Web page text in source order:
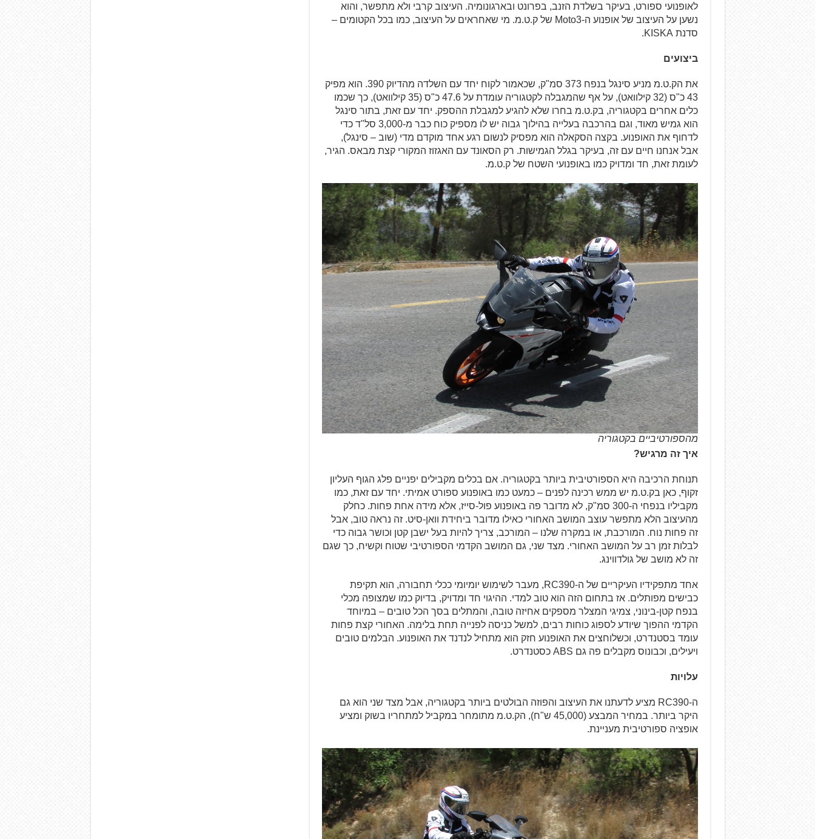
לאופנועי ספורט, בעיקר בשלדת הזנב, בפרונט ובארגונומיה. העיצוב קרבי ולא מתפשר, והוא
נשען על העיצוב של אופנוע ה-Moto3 של ק.ט.מ. מי שאחראים על העיצוב, כמו בכל הקטומים –
סדנת KISKA.
ביצועים
את הק.ט.מ מניע סינגל בנפח 373 סמ"ק, שכאמור לקוח יחד עם השלדה מהדיוק 390. הוא מפיק
43 כ"ס (32 קילוואט), על אף שהמגבלה לקטגוריה עומדת על 47.6 כ"ס (35 קילוואט), כך שכמו
כלים אחרים בקטגוריה, בק.ט.מ בחרו שלא להגיע למגבלת ההספק. יחד עם זאת, בתור סינגל
הוא גמיש מאוד, וגם בהרכבה בעלייה בהילוך גבוה יש לו מספיק כוח כבר מ-3,000 סל"ד כדי
לדחוף את האופנוע. בקצה הסקאלה הוא מפסיק לנשום רגע אחד מוקדם מדי (שוב – סינגל),
אבל אנחנו חיים עם זה, בעיקר בגלל הגמישות. רק הסאונד עם האגזוז המקורי קצת מבאס. הגיר,
לעומת זאת, חד ומדויק כמו באופנועי השטח של ק.ט.מ.
מהספורטיביים בקטגוריה
איך זה מרגיש?
תנוחת הרכיבה היא הספורטיבית ביותר בקטגוריה. אם בכלים מקבילים יפניים פלג הגוף העליון
זקוף, כאן בק.ט.מ יש ממש רכינה לפנים – כמעט כמו באופנוע ספורט אמיתי. יחד עם זאת, כמו
מקביליו בנפחי ה-300 סמ"ק, לא מדובר פה באופנוע פול-סייז, אלא מידה אחת פחות. כחלק
מהעיצוב הלא מתפשר עוצב המושב האחורי כאילו מדובר ביחידת וואן-סיט. זה נראה טוב, אבל
זה פחות נוח. המורכבת, או במקרה שלנו – המורכב, צריך להיות בעל ישבן קטן וכושר גבוה כדי
לבלות זמן רב על המושב האחורי. מצד שני, גם המושב הקדמי הספורטיבי שטוח וקשיח, כך שגם
זה לא מושב של גולדווינג.
אחד מתפקידיו העיקריים של ה-RC390, מעבר לשימוש יומיומי ככלי תחבורה, הוא תקיפת
כבישים מפותלים. אז בתחום הזה הוא טוב למדי. ההיגוי חד ומדויק, בדיוק כמו שמצופה מכלי
בנפח קטן-בינוני, צמיגי המצלר מספקים אחיזה טובה, והמתלים בסך הכל טובים – במיוחד
הקדמי ההפוך שיודע לספוג כוחות רבים, למשל כניסה לפנייה תחת בלימה. האחורי קצת פחות
עומד בסטנדרט, וכשלוחצים את האופנוע חזק הוא מתחיל לנדנד את האופנוע. הבלמים טובים
ויעילים, וכבונוס מקבלים פה גם ABS כסטנדרט.
עלויות
ה-RC390 מציע לדעתנו את העיצוב והפוזה הבולטים ביותר בקטגוריה, אבל מצד שני הוא גם
היקר ביותר. במחיר המבצע (45,000 ש"ח), הק.ט.מ מתומחר במקביל למתחריו בשוק ומציע
אופציה ספורטיבית מעניינת.